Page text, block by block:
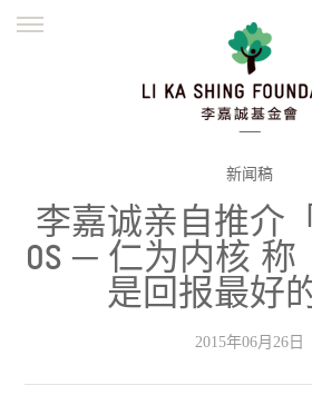
並肩同行
繁體
新闻稿
李嘉诚亲自推介
OS ─ 仁为内核 称
是回报最好
2015年06月26日